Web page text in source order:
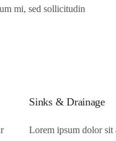
mi, sed sollicitudin
Sinks & Drainage
Lorem ipsum dolor sit